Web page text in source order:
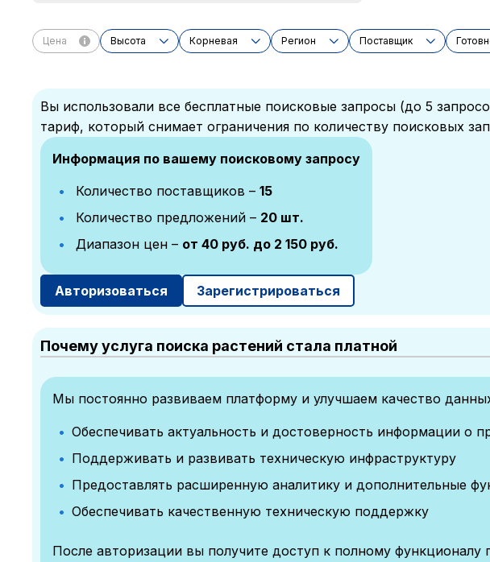
Цена Высота Корневая Регион Поставщик
Вы использовали все бесплатные поисковые запросы (до 5
тариф, который снимает ограничения по количеству поисковых
Информация по вашему поисковому запросу
Количество поставщиков – 15
Количество предложений – 20 шт.
Диапазон цен – от 40 руб. до 2 150 руб.
Авторизоваться Зарегистрироваться
Почему услуга поиска растений стала платной
Мы постоянно развиваем платформу и улучшаем качество
Обеспечивать актуальность и достоверность информации о
Поддерживать и развивать техническую инфраструктуру
Предоставлять расширенную аналитику и дополнительные
Обеспечивать качественную техническую поддержку
После авторизации вы получите доступ к полному